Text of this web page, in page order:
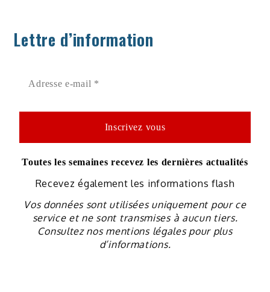
Lettre d’information
Toutes les semaines recevez les dernières actualités
Recevez également les informations flash
Vos données sont utilisées uniquement pour ce
service et ne sont transmises à aucun tiers.
Consultez nos mentions légales pour plus
d’informations.